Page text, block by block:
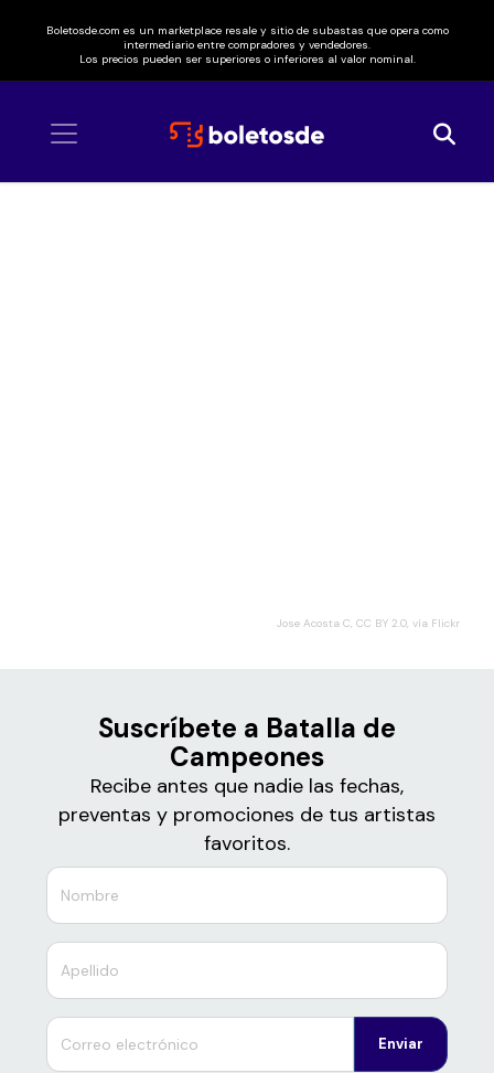
Boletosde.com es un marketplace resale y sitio de subastas que opera como
intermediario entre compradores y vendedores.
Los precios pueden ser superiores o inferiores al valor nominal.
Jose Acosta C, CC BY 2.0, vía Flickr
Suscríbete a Batalla de
Campeones
Recibe antes que nadie las fechas,
preventas y promociones de tus artistas
favoritos.
Enviar